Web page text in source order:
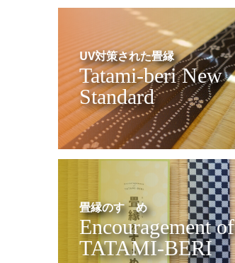
UV対策された畳縁
Tatami-beri New
Standard
畳縁のすゝめ
Encouragement of
TATAMI-BERI